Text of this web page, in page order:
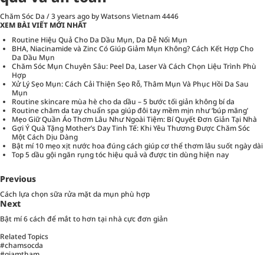
Chăm Sóc Da /3 years ago by Watsons Vietnam4446
XEM BÀI VIẾT MỚI NHẤT
Routine Hiệu Quả Cho Da Dầu Mụn, Da Dễ Nổi Mụn
BHA, Niacinamide và Zinc Có Giúp Giảm Mụn Không? Cách Kết Hợp Cho
Da Dầu Mụn
Chăm Sóc Mụn Chuyên Sâu: Peel Da, Laser Và Cách Chọn Liệu Trình Phù
Hợp
Xử Lý Sẹo Mụn: Cách Cải Thiện Sẹo Rỗ, Thâm Mụn Và Phục Hồi Da Sau
Mụn
Routine skincare mùa hè cho da dầu – 5 bước tối giản không bí da
Routine chăm da tay chuẩn spa giúp đôi tay mềm mịn như ‘búp măng’
Mẹo Giữ Quần Áo Thơm Lâu Như Ngoài Tiệm: Bí Quyết Đơn Giản Tại Nhà
Gợi Ý Quà Tặng Mother’s Day Tinh Tế: Khi Yêu Thương Được Chăm Sóc
Một Cách Dịu Dàng
Bật mí 10 mẹo xịt nước hoa đúng cách giúp cơ thể thơm lâu suốt ngày dài
Top 5 dầu gội ngăn rụng tóc hiệu quả và được tin dùng hiện nay
Previous
Cách lựa chọn sữa rửa mặt da mụn phù hợp
Next
Bật mí 6 cách để mắt to hơn tại nhà cực đơn giản
Related Topics
#chamsocda